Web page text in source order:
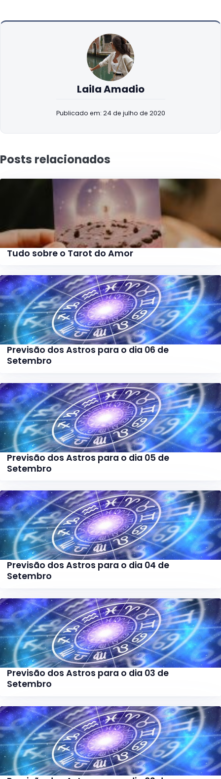
Laila Amadio
Publicado em: 24 de julho de 2020
Posts relacionados
Tudo sobre o Tarot do Amor
Previsão dos Astros para o dia 06 de
Setembro
Previsão dos Astros para o dia 05 de
Setembro
Previsão dos Astros para o dia 04 de
Setembro
Previsão dos Astros para o dia 03 de
Setembro